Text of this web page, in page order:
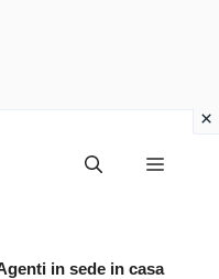
Menu
in sede in casa